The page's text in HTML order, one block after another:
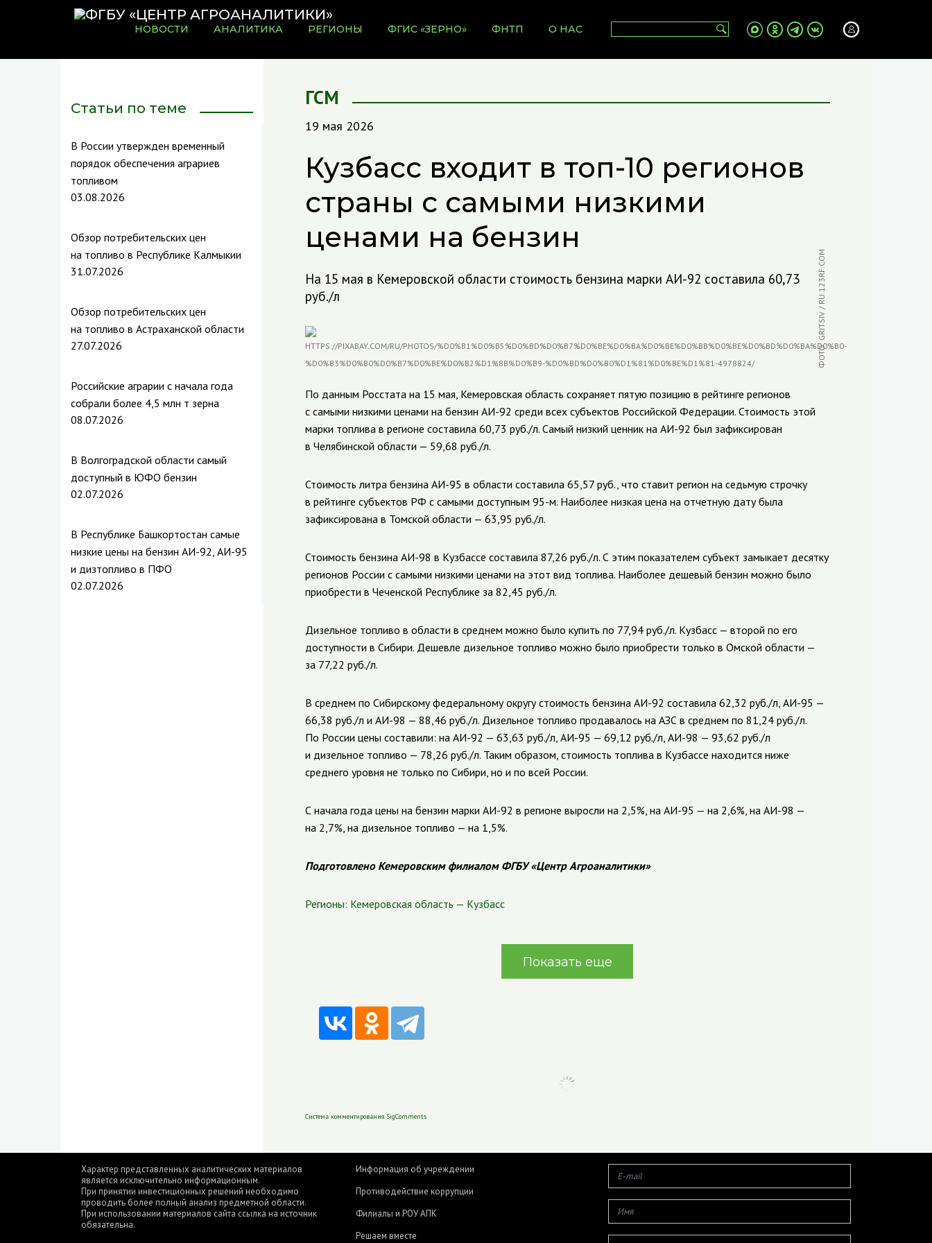
НОВОСТИ АНАЛИТИКА РЕГИОНЫ ФГИС «ЗЕРНО» ФНТП О НАС
Статьи по теме
В России утвержден временный
порядок обеспечения аграриев
топливом
03.08.2026
Обзор потребительских цен
на топливо в Республике Калмыкии
31.07.2026
Обзор потребительских цен
на топливо в Астраханской области
27.07.2026
Российские аграрии с начала года
собрали более 4,5 млн т зерна
08.07.2026
В Волгоградской области самый
доступный в ЮФО бензин
02.07.2026
В Республике Башкортостан самые
низкие цены на бензин АИ-92, АИ-95
и дизтопливо в ПФО
02.07.2026
ГСМ
19 мая 2026
Кузбасс входит в топ-10 регионов
страны с самыми низкими
ценами на бензин
На 15 мая в Кемеровской области стоимость бензина марки АИ-92 составила 60,73
руб./л
ФОТО: GRITSIV / RU.123RF.COM
По данным Росстата на 15 мая, Кемеровская область сохраняет пятую позицию в рейтинге регионов
с самыми низкими ценами на бензин АИ-92 среди всех субъектов Российской Федерации. Стоимость этой
марки топлива в регионе составила 60,73 руб./л. Самый низкий ценник на АИ-92 был зафиксирован
в Челябинской области — 59,68 руб./л.
Стоимость литра бензина АИ-95 в области составила 65,57 руб., что ставит регион на седьмую строчку
в рейтинге субъектов РФ с самыми доступным 95-м. Наиболее низкая цена на отчетную дату была
зафиксирована в Томской области — 63,95 руб./л.
Стоимость бензина АИ-98 в Кузбассе составила 87,26 руб./л. С этим показателем субъект замыкает десятку
регионов России с самыми низкими ценами на этот вид топлива. Наиболее дешевый бензин можно было
приобрести в Чеченской Республике за 82,45 руб./л.
Дизельное топливо в области в среднем можно было купить по 77,94 руб./л. Кузбасс — второй по его
доступности в Сибири. Дешевле дизельное топливо можно было приобрести только в Омской области —
за 77,22 руб./л.
В среднем по Сибирскому федеральному округу стоимость бензина АИ-92 составила 62,32 руб./л, АИ-95 —
66,38 руб./л и АИ-98 — 88,46 руб./л. Дизельное топливо продавалось на АЗС в среднем по 81,24 руб./л.
По России цены составили: на АИ-92 — 63,63 руб./л, АИ-95 — 69,12 руб./л, АИ-98 — 93,62 руб./л
и дизельное топливо — 78,26 руб./л. Таким образом, стоимость топлива в Кузбассе находится ниже
среднего уровня не только по Сибири, но и по всей России.
С начала года цены на бензин марки АИ-92 в регионе выросли на 2,5%, на АИ-95 — на 2,6%, на АИ-98 —
на 2,7%, на дизельное топливо — на 1,5%.
Подготовлено Кемеровским филиалом ФГБУ «Центр Агроаналитики»
Регионы: Кемеровская область — Кузбасс
Показать еще
Характер представленных аналитических материалов
является исключительно информационным.
При принятии инвестиционных решений необходимо
проводить более полный анализ предметной области.
При использовании материалов сайта ссылка на источник
обязательна.
Информация об учреждении
Противодействие коррупции
Филиалы и РОУ АПК
Решаем вместе